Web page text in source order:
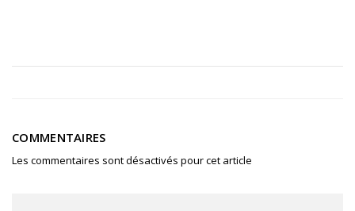
COMMENTAIRES
Les commentaires sont désactivés pour cet article